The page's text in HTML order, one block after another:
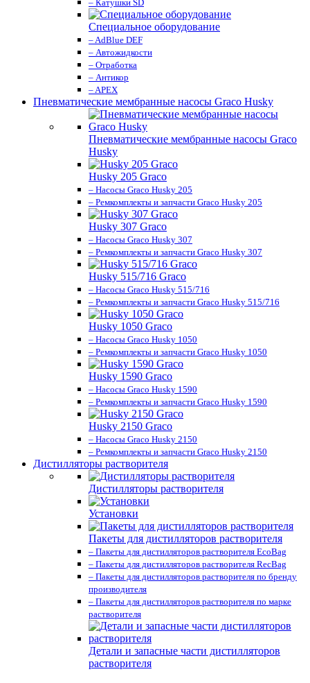
– Катушки SD
Специальное оборудование
– AdBlue DEF
– Автожидкости
– Отработка
– Антикор
– APEX
Пневматические мембранные насосы Graco Husky
Пневматические мембранные насосы Graco
Husky
Husky 205 Graco
– Насосы Graco Husky 205
– Ремкомплекты и запчасти Graco Husky 205
Husky 307 Graco
– Насосы Graco Husky 307
– Ремкомплекты и запчасти Graco Husky 307
Husky 515/716 Graco
– Насосы Graco Husky 515/716
– Ремкомплекты и запчасти Graco Husky 515/716
Husky 1050 Graco
– Насосы Graco Husky 1050
– Ремкомплекты и запчасти Graco Husky 1050
Husky 1590 Graco
– Насосы Graco Husky 1590
– Ремкомплекты и запчасти Graco Husky 1590
Husky 2150 Graco
– Насосы Graco Husky 2150
– Ремкомплекты и запчасти Graco Husky 2150
Дистилляторы растворителя
Дистилляторы растворителя
Установки
Пакеты для дистилляторов растворителя
– Пакеты для дистилляторов растворителя EcoBag
– Пакеты для дистилляторов растворителя RecBag
– Пакеты для дистилляторов растворителя по бренду
производителя
– Пакеты для дистилляторов растворителя по марке
растворителя
Детали и запасные части дистилляторов
растворителя